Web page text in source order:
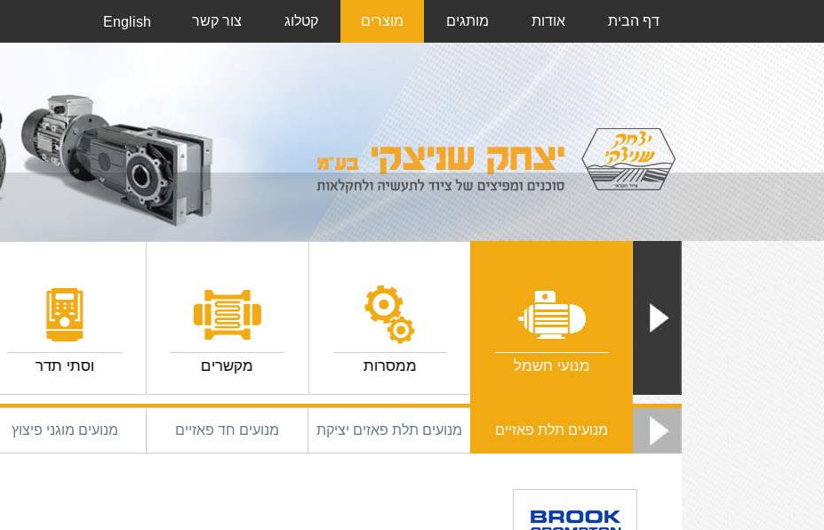
דף הבית אודות מותגים מוצרים קטלוג צור קשר English
מנועי חשמל ממסרות מקשרים וסתי תדר
מנועים תלת פאזיים מנועים תלת פאזים יציקת מנועים חד פאזיים מנועים מוגני פיצוץ